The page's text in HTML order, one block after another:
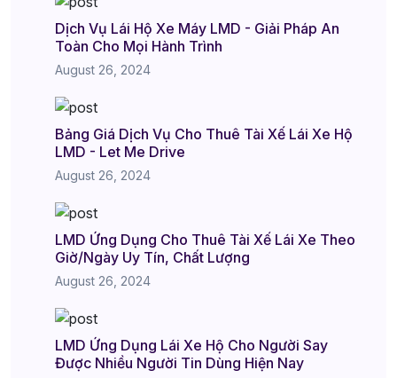
Dịch Vụ Lái Hộ Xe Máy LMD - Giải Pháp An
Toàn Cho Mọi Hành Trình
August 26, 2024
Bảng Giá Dịch Vụ Cho Thuê Tài Xế Lái Xe Hộ
LMD - Let Me Drive
August 26, 2024
LMD Ứng Dụng Cho Thuê Tài Xế Lái Xe Theo
Giờ/Ngày Uy Tín, Chất Lượng
August 26, 2024
LMD Ứng Dụng Lái Xe Hộ Cho Người Say
Được Nhiều Người Tin Dùng Hiện Nay